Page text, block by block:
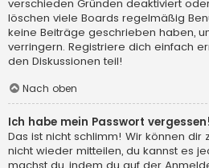
verschieden Gründen deaktiviert
löschen viele Boards regelmäßig
keine Beiträge geschrieben haben,
verringern. Registriere dich einfach
den Diskussionen teil!
Nach oben
Ich habe mein Passwort vergessen!
Das ist nicht schlimm! Wir können dir
nicht wieder mitteilen, du kannst es